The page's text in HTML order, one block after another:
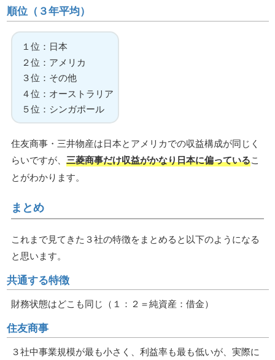
順位（３年平均）
１位：日本
２位：アメリカ
３位：その他
４位：オーストラリア
５位：シンガポール
住友商事・三井物産は日本とアメリカでの収益構成が同じく
らいですが、 三菱商事だけ収益がかなり日本に偏っているこ
とがわかります。
まとめ
これまで見てきた３社の特徴をまとめると以下のようになる
と思います。
共通する特徴
財務状態はどこも同じ（１：２＝純資産：借金）
住友商事
３社中事業規模が最も小さく、利益率も最も低いが、実際に